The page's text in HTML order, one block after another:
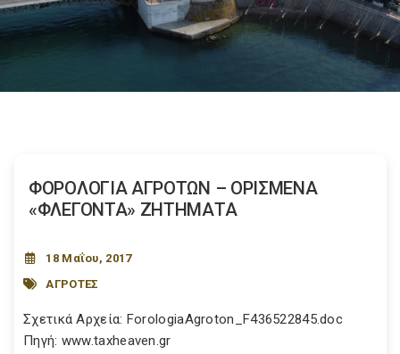
ΦΟΡΟΛΟΓΙΑ ΑΓΡΟΤΩΝ – ΟΡΙΣΜΕΝΑ
«ΦΛΕΓΟΝΤΑ» ΖΗΤΗΜΑΤΑ
18 Μαΐου, 2017
ΑΓΡΟΤΕΣ
Σχετικά Αρχεία: ForologiaAgroton_F436522845.doc
Πηγή: www.taxheaven.gr